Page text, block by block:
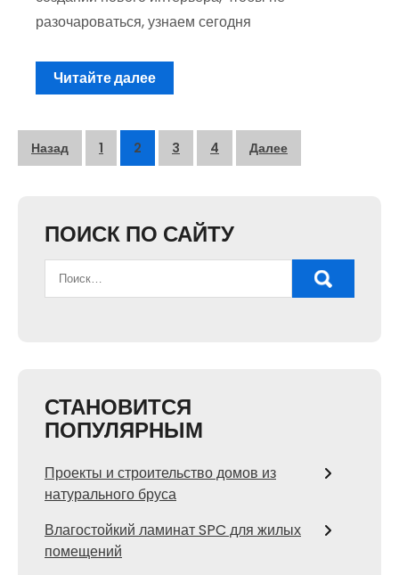
разочароваться, узнаем сегодня
Читайте далее
Пагинация
Назад 1 2 3 4 Далее
ПОИСК ПО САЙТУ
СТАНОВИТСЯ
ПОПУЛЯРНЫМ
Проекты и строительство домов из
натурального бруса
Влагостойкий ламинат SPC для жилых
помещений